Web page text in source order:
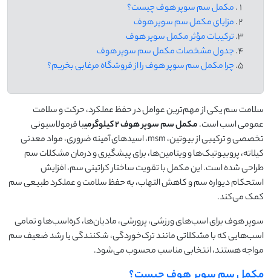
سلامت سم یکی از مهم‌ترین عوامل در حفظ عملکرد، حرکت و سلامت
عمومی اسب است.مکمل سم سوپر هوف۲کیلوگرمیبا فرمولاسیونی
تخصصی و ترکیبی از بیوتین، msm، اسیدهای آمینه ضروری، مواد معدنی
کیلاته، پروبیوتیک‌ها و ویتامین‌ها، برای پیشگیری و درمان مشکلات سم
طراحی شده است. این مکمل با تقویت ساختار کراتینی سم، افزایش
استحکام دیواره سم و کاهش التهاب، به حفظ سلامت و عملکرد طبیعی سم
کمک می‌کند.
سوپر هوف برای اسب‌های ورزشی، پرورشی، مادیان‌ها، کره‌اسب‌ها و تمامی
اسب‌هایی که با مشکلاتی مانند ترک‌خوردگی، شکنندگی یا رشد ضعیف سم
مواجه هستند، انتخابی مناسب محسوب می‌شود.
مکمل سم سوپر هوف چیست؟
مزایای مکمل سم سوپر هوف
ترکیبات مؤثر مکمل سوپر هوف
جدول مشخصات مکمل سم سوپر هوف
چرا مکمل سم سوپر هوف را از فروشگاه مرغابی بخریم؟